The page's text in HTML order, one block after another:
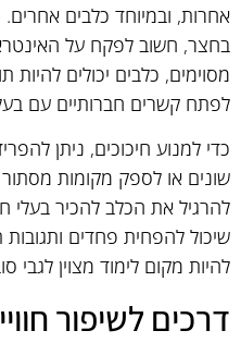
אחרות, ובמיוחד כלבים
בחצר, חשוב לפקח על
מסוימים, כלבים יכולים להיות
לפתח קשרים חברותיים עם
כדי למנוע חיכוכים, ניתן
שונים או לספק מקומות
להרגיל את הכלב להכיר בעלי
שיכול להפחית פחדים
להיות מקום לימוד מצוין לגבי
דרכים לשיפור